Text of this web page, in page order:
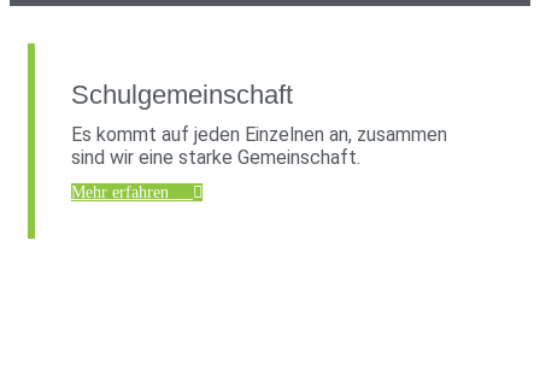
Schulgemeinschaft
Es kommt auf jeden Einzelnen an, zusammen
sind wir eine starke Gemeinschaft.
Mehr erfahren